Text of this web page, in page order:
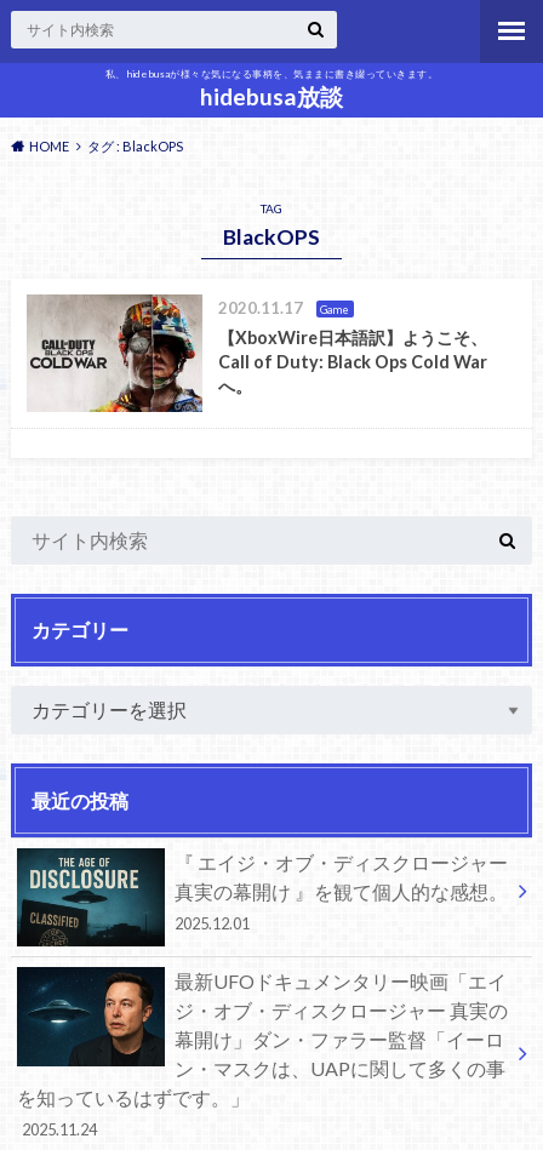
私、hidebusaが様々な気になる事柄を、気ままに書き綴っていきます。
hidebusa放談
HOME タグ : BlackOPS
TAG
BlackOPS
2020.11.17 Game
【XboxWire日本語訳】ようこそ、
Call of Duty: Black Ops Cold War
へ。
カテゴリー
最近の投稿
『 エイジ・オブ・ディスクロージャー
真実の幕開け 』を観て個人的な感想。
2025.12.01
最新UFOドキュメンタリー映画「エイ
ジ・オブ・ディスクロージャー 真実の
幕開け」ダン・ファラー監督「イーロ
ン・マスクは、UAPに関して多くの事
を知っているはずです。」
2025.11.24